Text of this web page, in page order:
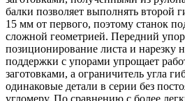
балки позволяет выполнять второй
15 мм от первого, поэтому станок
сложной геометрией. Передний упор
позиционирование листа и нарезку
поддержки с упорами упрощает
заготовками, а ограничитель угла
одинаковые детали в серии без
угломеру. По сравнению с более